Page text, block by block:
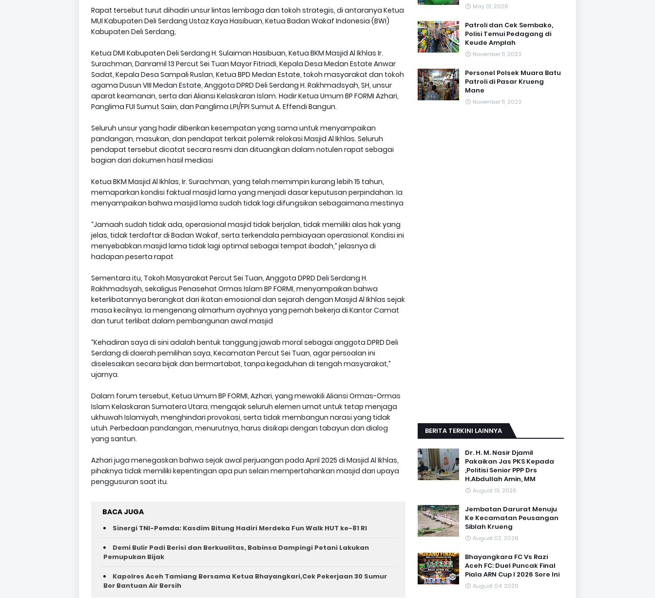
Rapat tersebut turut dihadiri unsur lintas lembaga dan tokoh strategis, di antaranya Ketua
MUI Kabupaten Deli Serdang Ustaz Kaya Hasibuan, Ketua Badan Wakaf Indonesia (BWI)
Kabupaten Deli Serdang,
Ketua DMI Kabupaten Deli Serdang H. Sulaiman Hasibuan, Ketua BKM Masjid Al Ikhlas Ir.
Surachman, Danramil 13 Percut Sei Tuan Mayor Fitriadi, Kepala Desa Medan Estate Anwar
Sadat, Kepala Desa Sampali Ruslan, Ketua BPD Medan Estate, tokoh masyarakat dan tokoh
agama Dusun VIII Medan Estate, Anggota DPRD Deli Serdang H. Rakhmadsyah, SH, unsur
aparat keamanan, serta dari Aliansi Kelaskaran Islam. Hadir Ketua Umum BP FORMI Azhari,
Panglima FUI Sumut Saiin, dan Panglima LPI/FPI Sumut A. Effendi Bangun.
Seluruh unsur yang hadir diberikan kesempatan yang sama untuk menyampaikan
pandangan, masukan, dan pendapat terkait polemik relokasi Masjid Al Ikhlas. Seluruh
pendapat tersebut dicatat secara resmi dan dituangkan dalam notulen rapat sebagai
bagian dari dokumen hasil mediasi
Ketua BKM Masjid Al Ikhlas, Ir. Surachman, yang telah memimpin kurang lebih 15 tahun,
memaparkan kondisi faktual masjid lama yang menjadi dasar keputusan perpindahan. Ia
menyampaikan bahwa masjid lama sudah tidak lagi difungsikan sebagaimana mestinya
“Jamaah sudah tidak ada, operasional masjid tidak berjalan, tidak memiliki alas hak yang
jelas, tidak terdaftar di Badan Wakaf, serta terkendala pembiayaan operasional. Kondisi ini
menyebabkan masjid lama tidak lagi optimal sebagai tempat ibadah,” jelasnya di
hadapan peserta rapat
Sementara itu, Tokoh Masyarakat Percut Sei Tuan, Anggota DPRD Deli Serdang H.
Rakhmadsyah, sekaligus Penasehat Ormas Islam BP FORMI, menyampaikan bahwa
keterlibatannya berangkat dari ikatan emosional dan sejarah dengan Masjid Al Ikhlas sejak
masa kecilnya. Ia mengenang almarhum ayahnya yang pernah bekerja di Kantor Camat
dan turut terlibat dalam pembangunan awal masjid
“Kehadiran saya di sini adalah bentuk tanggung jawab moral sebagai anggota DPRD Deli
Serdang di daerah pemilihan saya, Kecamatan Percut Sei Tuan, agar persoalan ini
diselesaikan secara bijak dan bermartabat, tanpa kegaduhan di tengah masyarakat,”
ujarnya.
Dalam forum tersebut, Ketua Umum BP FORMI, Azhari, yang mewakili Aliansi Ormas-Ormas
Islam Kelaskaran Sumatera Utara, mengajak seluruh elemen umat untuk tetap menjaga
ukhuwah Islamiyah, menghindari provokasi, serta tidak membangun narasi yang tidak
utuh. Perbedaan pandangan, menurutnya, harus disikapi dengan tabayun dan dialog
yang santun.
Azhari juga menegaskan bahwa sejak awal perjuangan pada April 2025 di Masjid Al Ikhlas,
pihaknya tidak memiliki kepentingan apa pun selain mempertahankan masjid dari upaya
penggusuran saat itu.
BACA JUGA
Sinergi TNI-Pemda: Kasdim Bitung Hadiri Merdeka Fun Walk HUT ke-81 RI
Demi Bulir Padi Berisi dan Berkualitas, Babinsa Dampingi Petani Lakukan
Pemupukan Bijak
Kapolres Aceh Tamiang Bersama Ketua Bhayangkari,Cek Pekerjaan 30 Sumur
Bor Bantuan Air Bersih
May 01, 2026
Patroli dan Cek Sembako,
Polisi Temui Pedagang di
Keude Amplah
November 11, 2023
Personel Polsek Muara Batu
Patroli di Pasar Krueng
Mane
November 11, 2023
BERITA TERKINI LAINNYA
Dr. H. M. Nasir Djamil
Pakaikan Jas PKS Kepada
,Politisi Senior PPP Drs
H.Abdullah Amin, MM
August 01, 2026
Jembatan Darurat Menuju
Ke Kecamatan Peusangan
Siblah Krueng
August 02, 2026
Bhayangkara FC Vs Razi
Aceh FC: Duel Puncak Final
Piala ARN Cup I 2026 Sore Ini
August 04, 2026